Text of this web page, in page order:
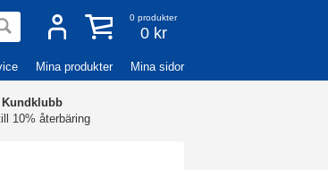
0 produkter
0 kr
Mina produkter Mina sidor
Kundklubb
10% återbäring